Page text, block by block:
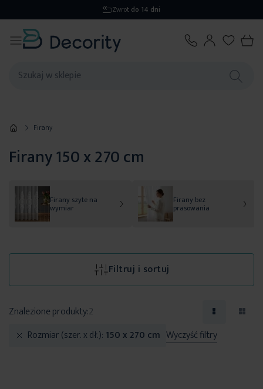
Zwrot do 14 dni
Firany
Firany 150 x 270 cm
Firany szyte na
wymiar
Firany bez
prasowania
Filtruj i sortuj
Znalezione produkty:2
Rozmiar (szer. x dł.) 150 x 270 cm Wyczyść filtry